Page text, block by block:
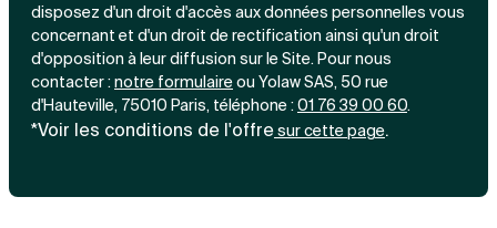
disposez d'un droit d'accès aux données personnelles vous
concernant et d'un droit de rectification ainsi qu'un droit
d'opposition à leur diffusion sur le Site. Pour nous
contacter : notre formulaireou Yolaw SAS, 50 rue
d'Hauteville, 75010 Paris, téléphone : 01 76 39 00 60.
*Voir les conditions de l'offresur cette page.